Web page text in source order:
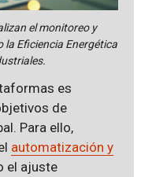
el monitoreo y
Eficiencia Energética
es
de
Para ello,
automatización y
el ajuste